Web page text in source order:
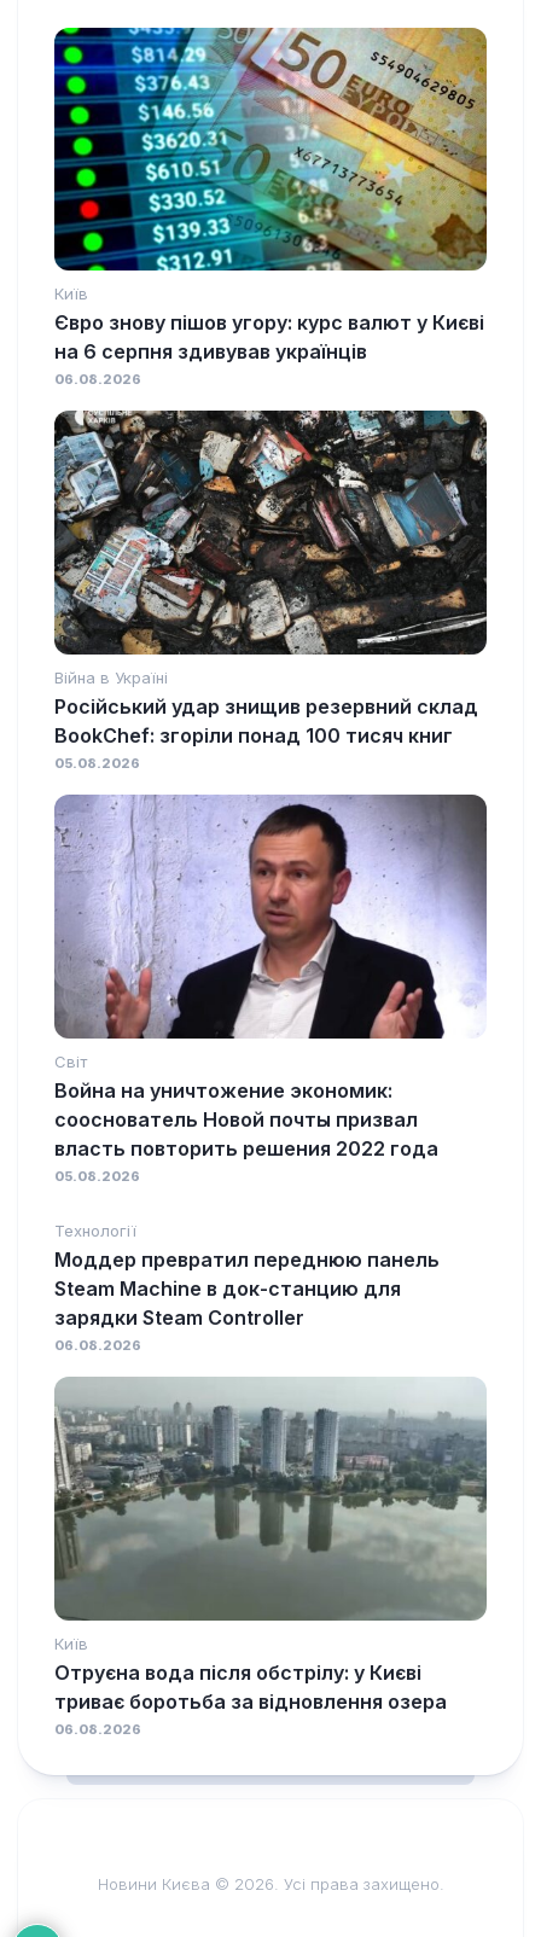
Київ
Євро знову пішов угору: курс валют у Києві
на 6 серпня здивував українців
06.08.2026
Війна в Україні
Російський удар знищив резервний склад
BookChef: згоріли понад 100 тисяч книг
05.08.2026
Світ
Война на уничтожение экономик:
сооснователь Новой почты призвал
власть повторить решения 2022 года
05.08.2026
Технології
Моддер превратил переднюю панель
Steam Machine в док-станцию для
зарядки Steam Controller
06.08.2026
Київ
Отруєна вода після обстрілу: у Києві
триває боротьба за відновлення озера
06.08.2026
Новини Києва © 2026. Усі права захищено.